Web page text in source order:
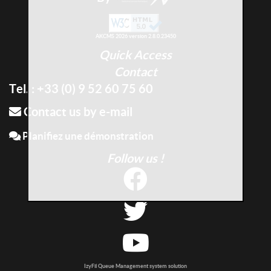
AKCMS 2026 version 2.8.0.23450
Quick Access
Contact
Tel. : +33 (0) 9 52 60 75 60
Contact us by e-mail
Planifiez une démonstration
Follow us !
IzyFil Queue Management system solution